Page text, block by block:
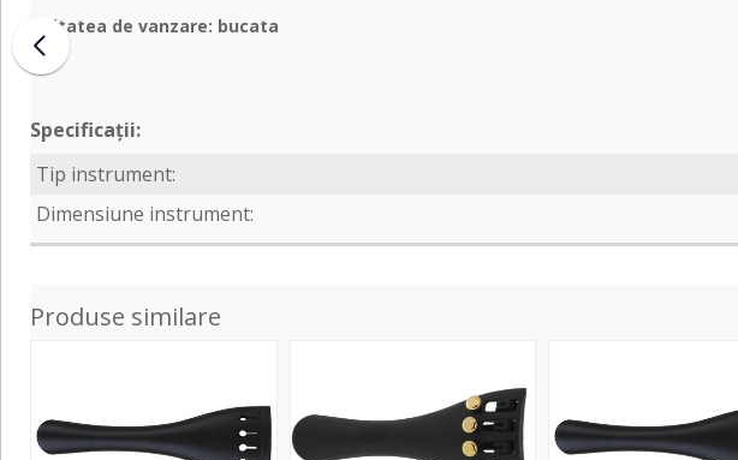
Unitatea de vanzare: bucata
Specificații:
Tip instrument:
Dimensiune instrument:
Produse similare
1/2
4/4
918111G
1/4